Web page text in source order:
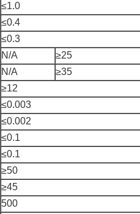
≤1.0
≤0.4
≤0.3
N/A
≥25
N/A
≥35
≥12
≤0.003
≤0.002
≤0.1
≤0.1
≥50
≥45
500